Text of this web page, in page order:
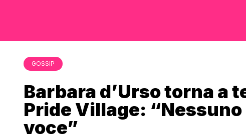
GOSSIP
Barbara d’Urso torna a
Pride Village:
voce”